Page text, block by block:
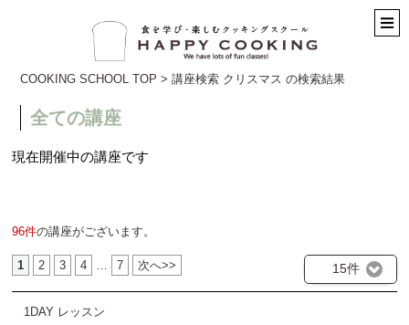
COOKING SCHOOL TOP > 講座検索 クリスマス の検索結果
全ての講座
現在開催中の講座です
96件の講座がございます。
15件
1 2 3 4 … 7 次へ>>
1DAY レッスン